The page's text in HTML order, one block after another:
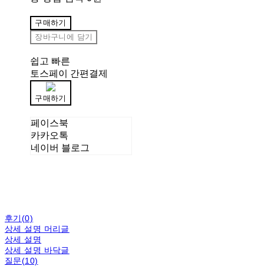
구매하기
장바구니에 담기
쉽고 빠른
토스페이 간편결제
구매하기
페이스북
카카오톡
네이버 블로그
후기(0)
상세 설명 머리글
상세 설명
상세 설명 바닥글
질문(10)